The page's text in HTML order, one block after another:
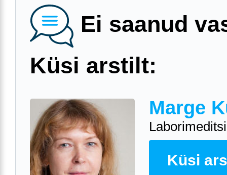
Ei saanud
Küsi arstilt:
Marge
Küsi